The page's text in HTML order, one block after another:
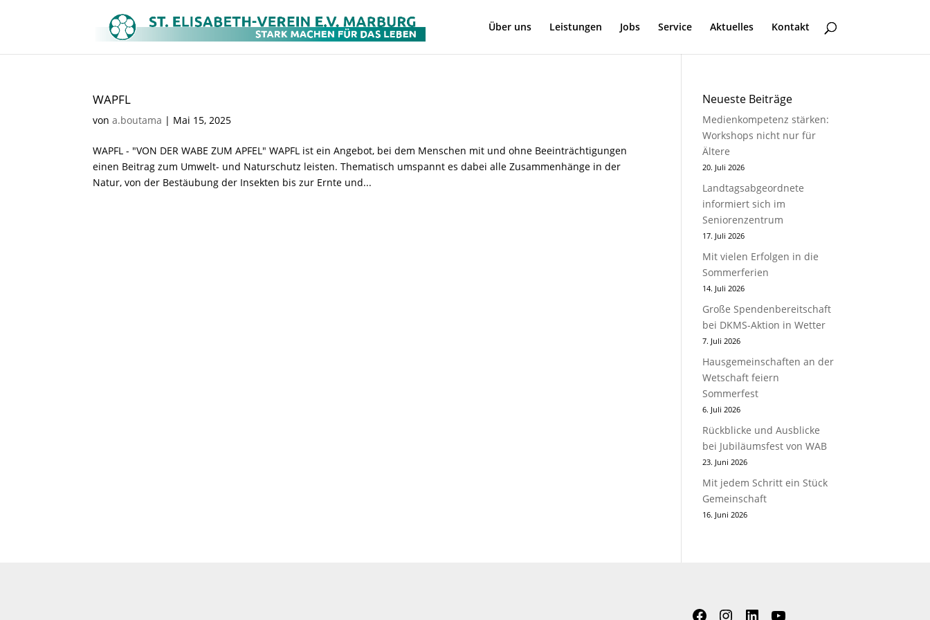
Über uns Leistungen Jobs Service Aktuelles Kontakt
WAPFL
vona.boutama | Mai 15, 2025
WAPFL - "VON DER WABE ZUM APFEL" WAPFL ist ein Angebot, bei dem Menschen mit und ohne Beeinträchtigungen
einen Beitrag zum Umwelt- und Naturschutz leisten. Thematisch umspannt es dabei alle Zusammenhänge in der
Natur, von der Bestäubung der Insekten bis zur Ernte und...
Neueste Beiträge
Medienkompetenz stärken:
Workshops nicht nur für
Ältere
20. Juli 2026
Landtagsabgeordnete
informiert sich im
Seniorenzentrum
17. Juli 2026
Mit vielen Erfolgen in die
Sommerferien
14. Juli 2026
Große Spendenbereitschaft
bei DKMS-Aktion in Wetter
7. Juli 2026
Hausgemeinschaften an der
Wetschaft feiern
Sommerfest
6. Juli 2026
Rückblicke und Ausblicke
bei Jubiläumsfest von WAB
23. Juni 2026
Mit jedem Schritt ein Stück
Gemeinschaft
16. Juni 2026
Facebook
Instagram
LinkedInYouTube